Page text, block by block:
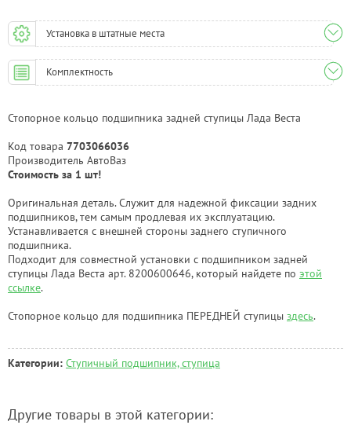
Установка в штатные места
Комплектность
Стопорное кольцо подшипника задней ступицы Лада Веста
Код товара 7703066036
Производитель АвтоВаз
Стоимость за 1 шт!
Оригинальная деталь. Служит для надежной фиксации задних
подшипников, тем самым продлевая их эксплуатацию.
Устанавливается с внешней стороны заднего ступичного
подшипника.
Подходит для совместной установки с подшипником задней
ступицы Лада Веста арт. 8200600646, который найдете по этой
ссылке.
Стопорное кольцо для подшипника ПЕРЕДНЕЙ ступицы здесь.
Категории: Ступичный подшипник, ступица
Другие товары в этой категории: